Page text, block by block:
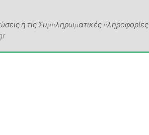
ή τις Συμπληρωματικές πληροφορίες